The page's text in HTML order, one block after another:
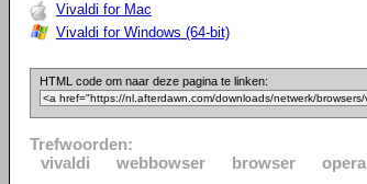
Vivaldi for Mac
Vivaldi for Windows (64-bit)
HTML code om naar deze pagina te linken:
Trefwoorden:
vivaldi
webbowser browser opera